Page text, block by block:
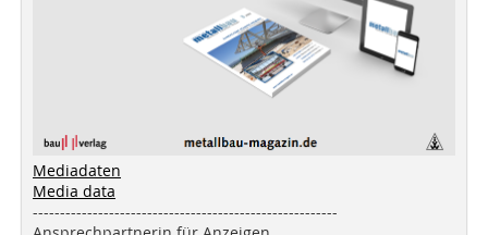
Mediadaten
Media data
--------------------------------------------------------